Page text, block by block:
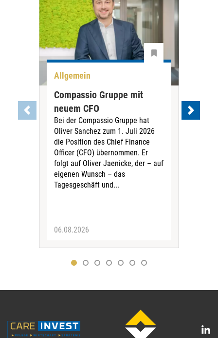
Allgemein
Compassio Gruppe mit
neuem CFO
Bei der Compassio Gruppe hat
Oliver Sanchez zum 1. Juli 2026
die Position des Chief Finance
Officer (CFO) übernommen. Er
folgt auf Oliver Jaenicke, der – auf
eigenen Wunsch – das
Tagesgeschäft und...
06.08.2026